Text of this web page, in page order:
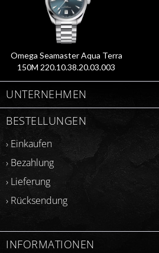
Omega Seamaster Aqua Terra
150M 220.10.38.20.03.003
UNTERNEHMEN
BESTELLUNGEN
› Einkaufen
› Bezahlung
› Lieferung
› Rücksendung
INFORMATIONEN